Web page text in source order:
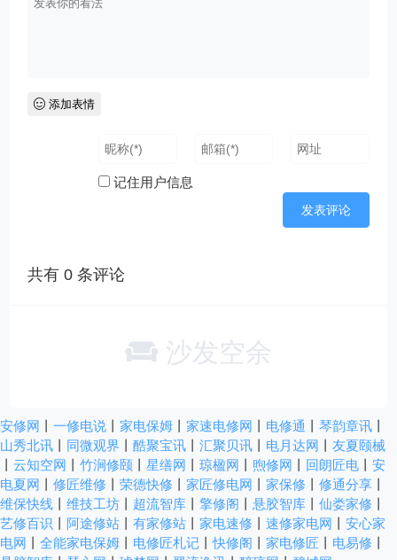
添加表情
记住用户信息
共有0 条评论
沙发空余
安修网 一修电说 家电保姆 家速电修网 电修通 琴韵章讯
山秀北讯
同微观界 酷聚宝讯 汇聚贝讯 电月达网
友夏颐械
云知空网 竹涧修颐 星缮网 琼楹网 煦修网 回朗匠电
安
电夏网
修匠维修 荣德快修 家匠修电网 家保修 修通分享
维保快线
维技工坊 超流智库 擎修阁 悬胶智库 仙娄家修
艺修百识
阿途修站 有家修站 家电速修 速修家电网
安心家
电网
全能家电保姆 电修匠札记 丨快修阁 家电修匠 电易修